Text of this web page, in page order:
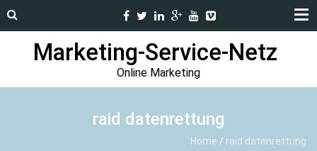
Marketing-Service-Netz
Online Marketing
raid datenrettung
Home / raid datenrettung